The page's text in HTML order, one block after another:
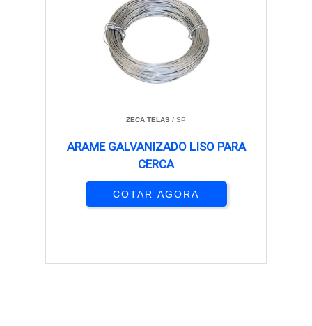
ZECA TELAS / SP
ARAME GALVANIZADO LISO PARA
CERCA
COTAR AGORA